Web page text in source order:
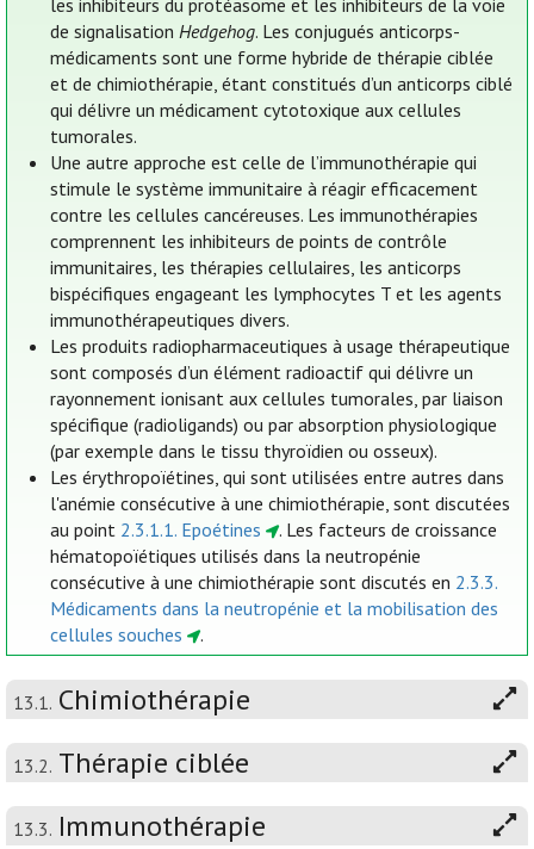
les inhibiteurs du protéasome et les inhibiteurs de la voie
de signalisationHedgehog. Les conjugués anticorps-
médicaments sont une forme hybride de thérapie ciblée
et de chimiothérapie, étant constitués d’un anticorps ciblé
qui délivre un médicament cytotoxique aux cellules
tumorales.
Une autre approche est celle de l’immunothérapie qui
stimule le système immunitaire à réagir efficacement
contre les cellules cancéreuses. Les immunothérapies
comprennent les inhibiteurs de points de contrôle
immunitaires, les thérapies cellulaires, les anticorps
bispécifiques engageant les lymphocytes T et les agents
immunothérapeutiques divers.
Les produits radiopharmaceutiques à usage thérapeutique
sont composés d’un élément radioactif qui délivre un
rayonnement ionisant aux cellules tumorales, par liaison
spécifique (radioligands) ou par absorption physiologique
(par exemple dans le tissu thyroïdien ou osseux).
Les érythropoïétines, qui sont utilisées entre autres dans
l'anémie consécutive à une chimiothérapie, sont discutées
au point 2.3.1.1. Epoétines
. Les facteurs de croissance
hématopoïétiques utilisés dans la neutropénie
consécutive à une chimiothérapie sont discutés en 2.3.3.
Médicaments dans la neutropénie et la mobilisation des
cellules souches
.
13.1. Chimiothérapie
13.2. Thérapie ciblée
13.3. Immunothérapie